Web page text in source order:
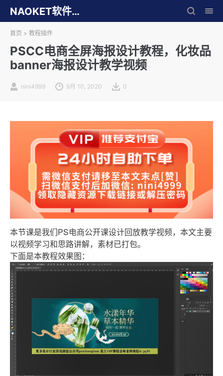
NAOKET软件库
首页 > 教程插件
PSCC电商全屏海报设计教程，化妆品
banner海报设计教学视频
nini4999 9月 10, 2020 0
本节课是我们PS电商公开课设计回放教学视频，本文主要
以视频学习和思路讲解，素材已打包。
​下面是本教程效果图：